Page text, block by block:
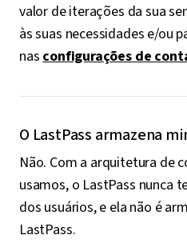
valor de iterações da sua
às suas necessidades e/ou
nasconfigurações de
O LastPass armazena
Não. Com a arquitetura de
usamos, o LastPass nunca
dos usuários, e ela não é
LastPass.